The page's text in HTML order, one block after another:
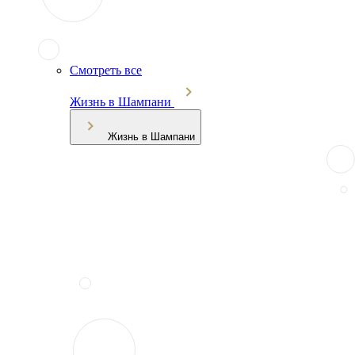
Смотреть все
Жизнь в Шампани
Жизнь в Шампани